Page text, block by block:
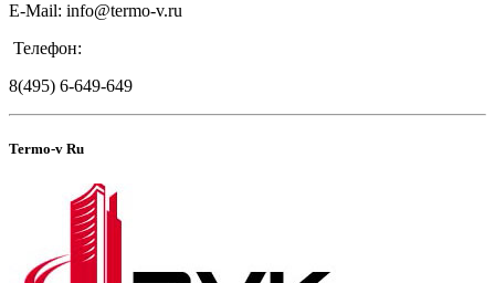
E-Mail: info@termo-v.ru
Телефон:
8(495) 6-649-649
Termo-v Ru